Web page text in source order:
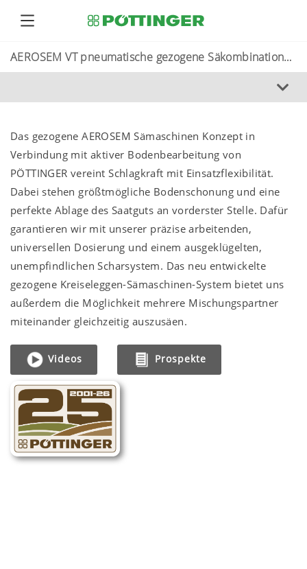
AEROSEM VT pneumatische gezogene Säkombinationen
Das gezogene AEROSEM Sämaschinen Konzept in
Verbindung mit aktiver Bodenbearbeitung von
PÖTTINGER vereint Schlagkraft mit Einsatzflexibilität.
Dabei stehen größtmögliche Bodenschonung und eine
perfekte Ablage des Saatguts an vorderster Stelle. Dafür
garantieren wir mit unserer präzise arbeitenden,
universellen Dosierung und einem ausgeklügelten,
unempfindlichen Scharsystem. Das neu entwickelte
gezogene Kreiseleggen-Sämaschinen-System bietet uns
außerdem die Möglichkeit mehrere Mischungspartner
miteinander gleichzeitig auszusäen.
Videos Prospekte